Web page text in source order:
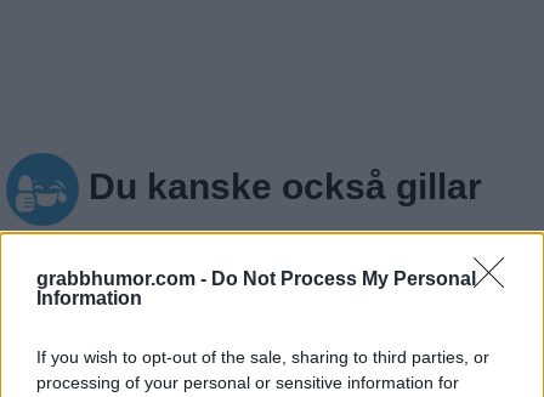
grabbhumor.com - Do Not Process My Personal
Information
If you wish to opt-out of the sale, sharing to third parties, or
processing of your personal or sensitive information for
Du kanske också gillar